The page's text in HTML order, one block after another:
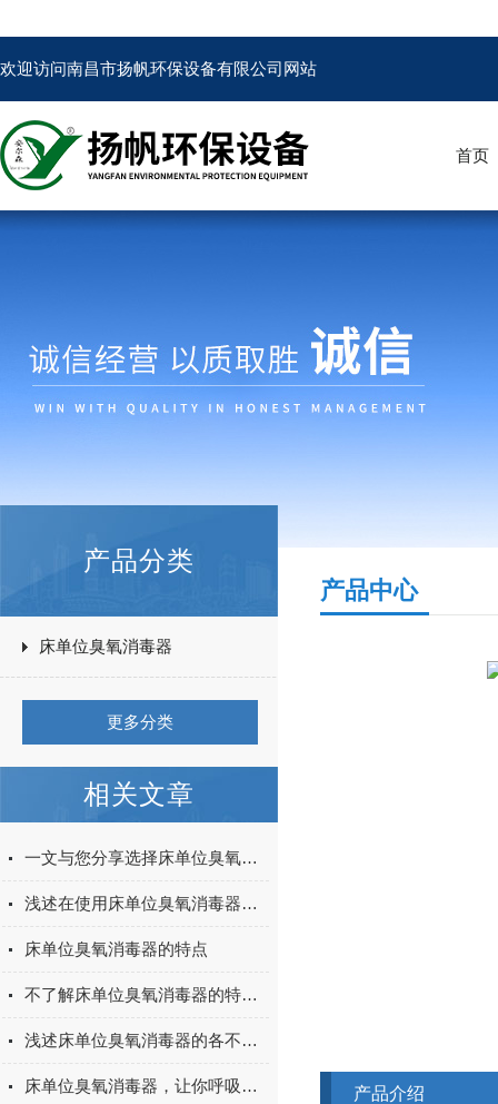
欢迎访问南昌市扬帆环保设备有限公司网站
首页
产品分类
床单位臭氧消毒器
更多分类
相关文章
一文与您分享选择床单位臭氧消毒器时应考虑的关键要点
浅述在使用床单位臭氧消毒器时需要注意的事项
床单位臭氧消毒器的特点
不了解床单位臭氧消毒器的特点？进来看
浅述床单位臭氧消毒器的各不同保养种类方法
床单位臭氧消毒器，让你呼吸更加健康！
产品中心
产品介绍